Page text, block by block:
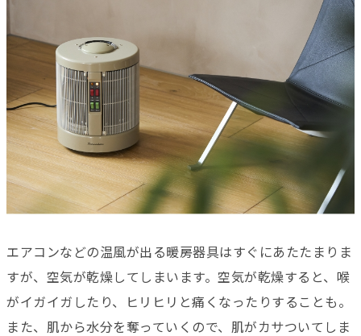
エアコンなどの温風が出る暖房器具はすぐにあたたまりま
すが、空気が乾燥してしまいます。空気が乾燥すると、喉
がイガイガしたり、ヒリヒリと痛くなったりすることも。
また、肌から水分を奪っていくので、肌がカサついてしま